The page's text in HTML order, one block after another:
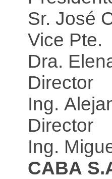
Sr. José
Vice Pte.
Dra.
Director
Ing.
Director
Ing.
CABA